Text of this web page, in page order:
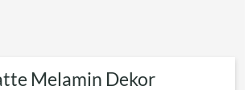
Melamin Dekor